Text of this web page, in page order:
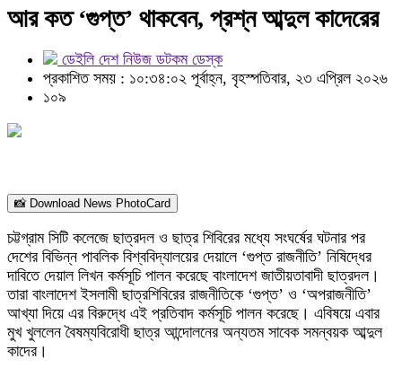
আর কত ‘গুপ্ত’ থাকবেন, প্রশ্ন আব্দুল কাদেরের
ডেইলি দেশ নিউজ ডটকম ডেস্ক
প্রকাশিত সময় : ১০:৩৪:০২ পূর্বাহ্ন, বৃহস্পতিবার, ২৩ এপ্রিল ২০২৬
১০৯
📸 Download News PhotoCard
চট্টগ্রাম সিটি কলেজে ছাত্রদল ও ছাত্র শিবিরের মধ্যে সংঘর্ষের ঘটনার পর
দেশের বিভিন্ন পাবলিক বিশ্ববিদ্যালয়ের দেয়ালে ‘গুপ্ত রাজনীতি’ নিষিদ্ধের
দাবিতে দেয়াল লিখন কর্মসূচি পালন করেছে বাংলাদেশ জাতীয়তাবাদী ছাত্রদল।
তারা বাংলাদেশ ইসলামী ছাত্রশিবিরের রাজনীতিকে ‘গুপ্ত’ ও ‘অপরাজনীতি’
আখ্যা দিয়ে এর বিরুদ্ধে এই প্রতিবাদ কর্মসূচি পালন করেছে। এবিষয়ে এবার
মুখ খুললেন বৈষম্যবিরোধী ছাত্র আন্দোলনের অন্যতম সাবেক সমন্বয়ক আব্দুল
কাদের।